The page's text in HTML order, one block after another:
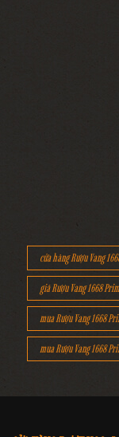
cửa hàng Rượu Vang
giá Rượu Vang 1668
mua Rượu Vang 1668
mua Rượu Vang 1668